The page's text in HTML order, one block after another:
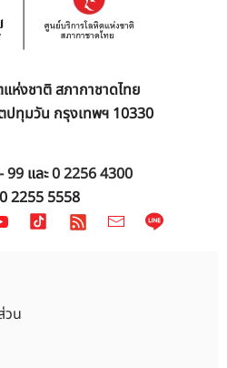
ห่งชาติ สภากาชาดไทย
ทุมวัน กรุงเทพฯ 10330
99 และ0 2256 4300
2255 5558
วน